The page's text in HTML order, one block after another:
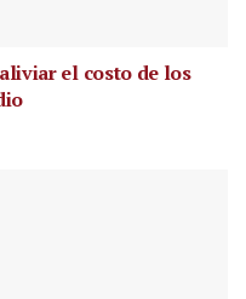
el costo de los